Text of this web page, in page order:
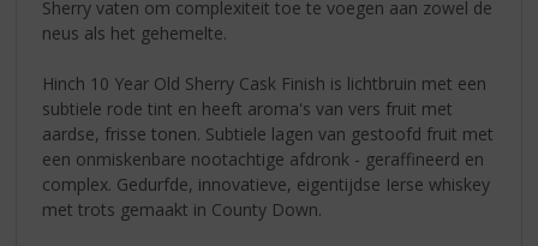
Sherry vaten om complexiteit toe te voegen aan zowel de
neus als het gehemelte.
Hinch 10 Year Old Sherry Cask Finish is lichtbruin met een
subtiele rode tint en heeft aroma's van vers fruit met
aardse, frisse tonen. Subtiele lagen van gestoofd fruit met
een onmiskenbare nootachtige afdronk - geraffineerd en
complex. Gedurfde, innovatieve, eigentijdse Ierse whiskey
met trots gemaakt in County Down.